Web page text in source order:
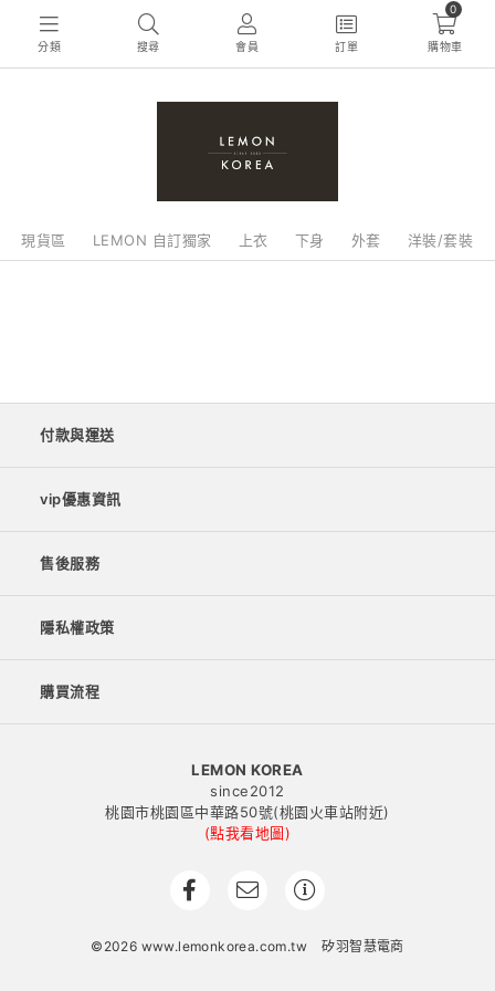
分類 搜尋 會員 訂單
0
購物車
現貨區 LEMON 自訂獨家 上衣 下身 外套 洋裝/套裝
付款與運送
vip優惠資訊
售後服務
隱私權政策
購買流程
LEMON KOREA
since2012
桃園市桃園區中華路50號(桃園火車站附近)
(點我看地圖)
©2026 www.lemonkorea.com.tw 矽羽智慧電商